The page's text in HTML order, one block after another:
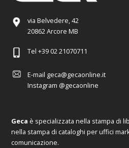
via Belvedere, 42
20862 Arcore MB
Tel +39 02 21070711
E-mail geca@gecaonline.it
Instagram @gecaonline
Geca è specializzata nella stampa di
nella stampa di cataloghi per uffici
comunicazione.